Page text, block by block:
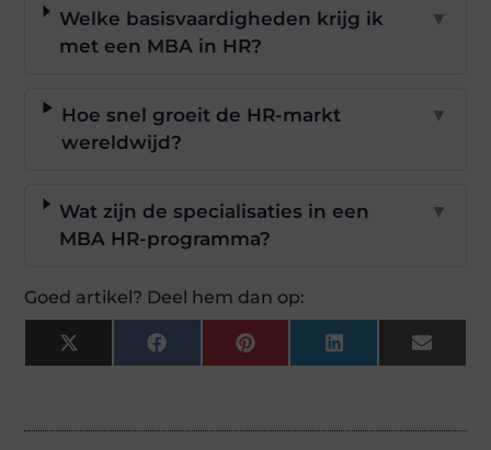
Welke basisvaardigheden krijg ik
met een MBA in HR?
▼
Hoe snel groeit de HR-markt
wereldwijd?
▼
Wat zijn de specialisaties in een
MBA HR-programma?
▼
Goed artikel? Deel hem dan op:
X
(Twitter)
FacebookPinterestLinkedInEmail